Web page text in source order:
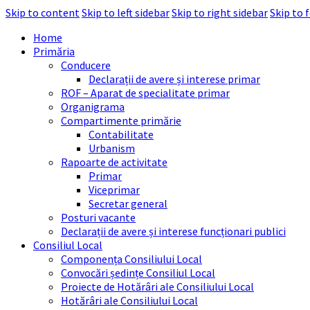
Skip to contentSkip to left sidebarSkip to right sidebarSkip to
Home
Primăria
Conducere
Declarații de avere și interese primar
ROF – Aparat de specialitate primar
Organigrama
Compartimente primărie
Contabilitate
Urbanism
Rapoarte de activitate
Primar
Viceprimar
Secretar general
Posturi vacante
Declarații de avere și interese funcționari publici
Consiliul Local
Componența Consiliului Local
Convocări ședințe Consiliul Local
Proiecte de Hotărâri ale Consiliului Local
Hotărâri ale Consiliului Local